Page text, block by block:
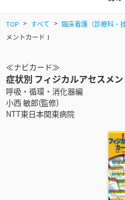
TOP すべて 臨床看護（診療科・技
メントカードⅠ
≪ナビカード≫
症状別 フィジカルアセスメ
呼吸・循環・消化器編
小西 敏郎(監修)
NTT東日本関東病院